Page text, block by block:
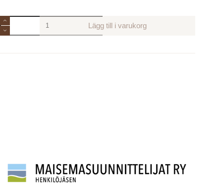
Mini
krukor
Orangeri
Lägg till i varukorg